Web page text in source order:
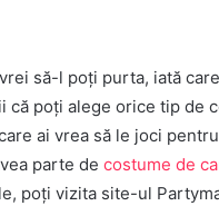
sӑ-l poți purta, iatӑ
cӑ poți alege orice tip de
ai vrea sӑ le joci
parte de costume de
poți vizita site-ul